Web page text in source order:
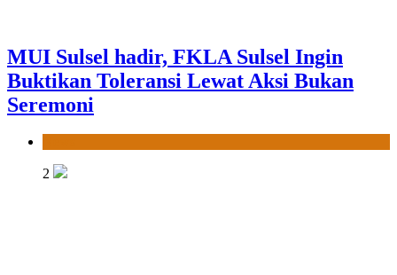
MUI Sulsel hadir, FKLA Sulsel Ingin
Buktikan Toleransi Lewat Aksi Bukan
Seremoni
2